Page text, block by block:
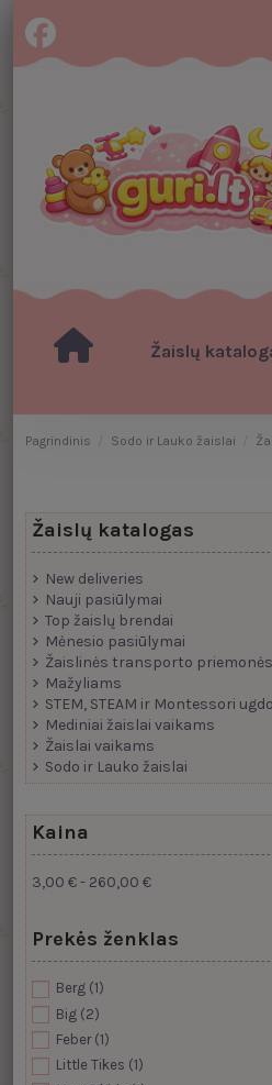
Žaislų
Pagrindinis Sodo ir Lauko žaislai
Žaislų katalogas
New deliveries
Nauji pasiūlymai
Top žaislų brendai
Mėnesio pasiūlymai
Žaislinės transporto
Mažyliams
STEM, STEAM ir Montessori
Mediniai žaislai vaikams
Žaislai vaikams
Sodo ir Lauko žaislai
Kaina
3,00 € - 260,00 €
Prekės ženklas
Berg (1)
Big (2)
Feber (1)
Little Tikes (1)